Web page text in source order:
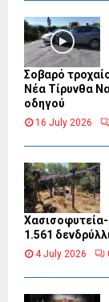
Σοβαρό
Νέα Τίρυνθα
οδηγού
16 July 2026
1.561
4 July 2026